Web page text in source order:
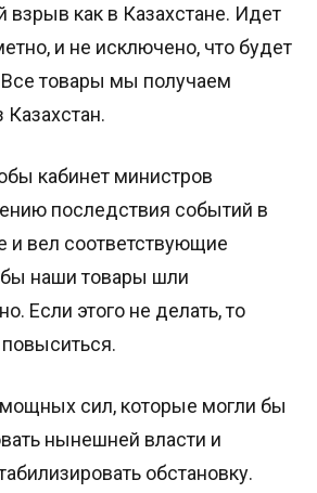
взрыв как в Казахстане. Идет
и не исключено, что будет
товары мы получаем
Казахстан.
кабинет министров
последствия событий в
и вел соответствующие
наши товары шли
Если этого не делать, то
сил, которые могли бы
нынешней власти и
обстановку.